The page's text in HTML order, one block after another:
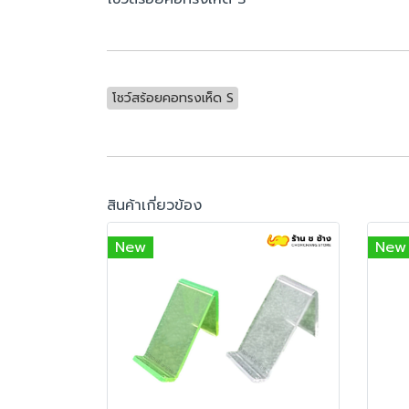
โชว์สร้อยคอทรงเห็ด S
สินค้าเกี่ยวข้อง
New
New